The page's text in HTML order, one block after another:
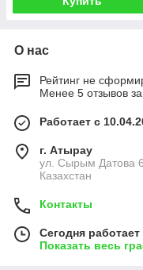
О нас
Рейтинг не
Менее 5 отзывов
Работает с
г. Атырау
ул. Сырым Датова
Казахстан
Контакты
Сегодня
Показать весь